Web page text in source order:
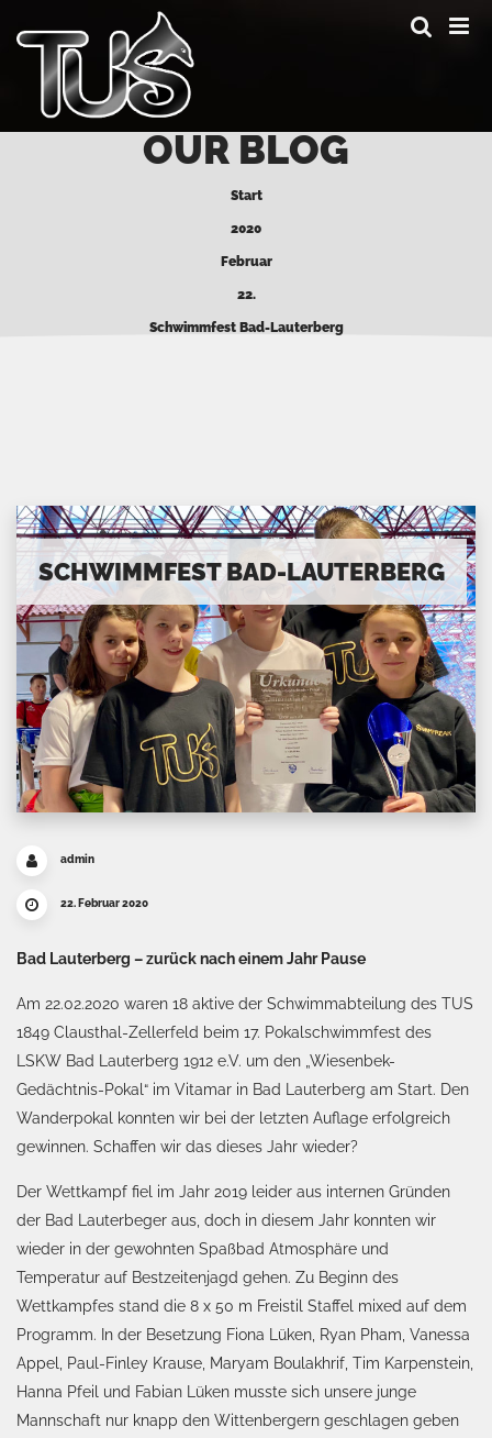
content
OUR BLOG
Start
2020
Februar
22.
Schwimmfest Bad-Lauterberg
SCHWIMMFEST BAD-LAUTERBERG
admin
22. Februar 2020
Bad Lauterberg – zurück nach einem Jahr Pause
Am 22.02.2020 waren 18 aktive der Schwimmabteilung des TUS
1849 Clausthal-Zellerfeld beim 17. Pokalschwimmfest des
LSKW Bad Lauterberg 1912 e.V. um den „Wiesenbek-
Gedächtnis-Pokal“ im Vitamar in Bad Lauterberg am Start. Den
Wanderpokal konnten wir bei der letzten Auflage erfolgreich
gewinnen. Schaffen wir das dieses Jahr wieder?
Der Wettkampf fiel im Jahr 2019 leider aus internen Gründen
der Bad Lauterbeger aus, doch in diesem Jahr konnten wir
wieder in der gewohnten Spaßbad Atmosphäre und
Temperatur auf Bestzeitenjagd gehen. Zu Beginn des
Wettkampfes stand die 8 x 50 m Freistil Staffel mixed auf dem
Programm. In der Besetzung Fiona Lüken, Ryan Pham, Vanessa
Appel, Paul-Finley Krause, Maryam Boulakhrif, Tim Karpenstein,
Hanna Pfeil und Fabian Lüken musste sich unsere junge
Mannschaft nur knapp den Wittenbergern geschlagen geben